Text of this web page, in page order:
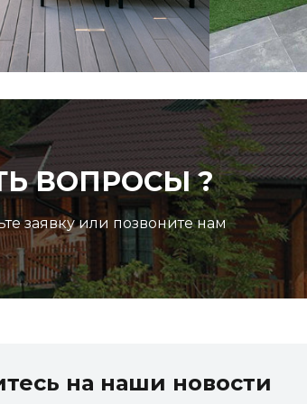
ВОПРОСЫ ?
заявку или позвоните нам
на наши новости